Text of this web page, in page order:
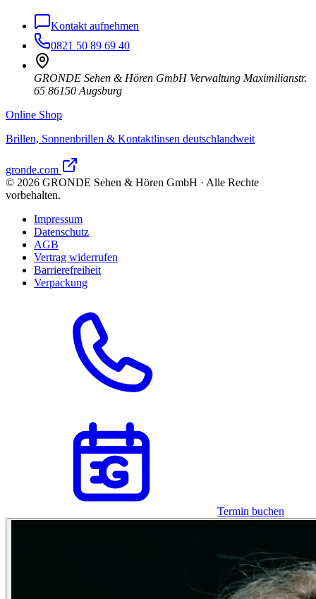
Kontakt aufnehmen
0821 50 89 69 40
GRONDE Sehen & Hören GmbH Verwaltung Maximilianstr.
65 86150 Augsburg
Online Shop
Brillen, Sonnenbrillen & Kontaktlinsen deutschlandweit
gronde.com
© 2026 GRONDE Sehen & Hören GmbH · Alle Rechte
vorbehalten.
Impressum
Datenschutz
AGB
Vertrag widerrufen
Barrierefreiheit
Verpackung
Termin buchen